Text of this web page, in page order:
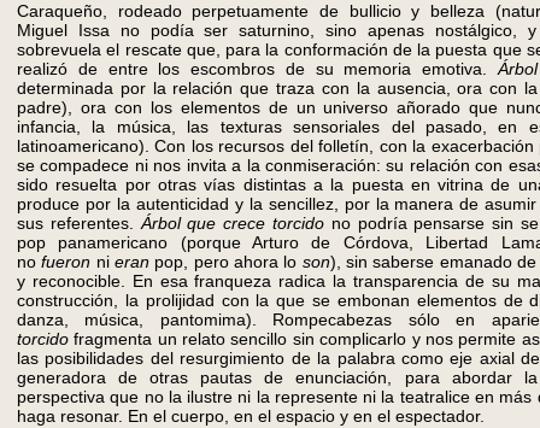
Caraqueño, rodeado perpetuamente de bullicio y belleza
Miguel Issa no podía ser saturnino, sino apenas nostálgico,
sobrevuela el rescate que, para la conformación de la puesta que
realizó de entre los escombros de su memoria emotiva.
determinada por la relación que traza con la ausencia, ora con
padre), ora con los elementos de un universo añorado que
infancia, la música, las texturas sensoriales del pasado, en
latinoamericano). Con los recursos del folletín, con la
se compadece ni nos invita a la conmiseración: su relación con
sido resuelta por otras vías distintas a la puesta en vitrina de
produce por la autenticidad y la sencillez, por la manera de
sus referentes.Árbol que crece torcido no podría pensarse sin
pop panamericano (porque Arturo de Córdova, Libertad
nofueron nieran pop, pero ahora lo son), sin saberse emanado
y reconocible. En esa franqueza radica la transparencia de su
construcción, la prolijidad con la que se embonan elementos de
danza, música, pantomima). Rompecabezas sólo en
torcido fragmenta un relato sencillo sin complicarlo y nos permite
las posibilidades del resurgimiento de la palabra como eje axial
generadora de otras pautas de enunciación, para abordar
perspectiva que no la ilustre ni la represente ni la teatralice en
haga resonar. En el cuerpo, en el espacio y en el espectador.